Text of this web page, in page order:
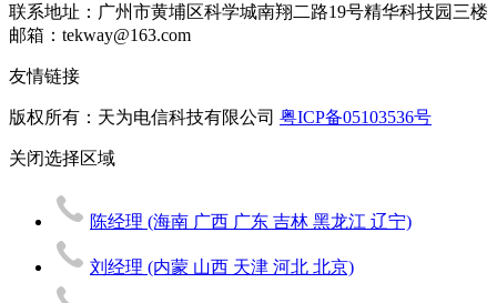
联系地址： 广州市黄埔区科学城南翔二路19号精华科技园三楼
邮箱：tekway@163.com
友情链接
版权所有：天为电信科技有限公司 粤ICP备05103536号
关闭选择区域
陈经理 (海南 广西 广东 吉林 黑龙江 辽宁)
刘经理 (内蒙 山西 天津 河北 北京)